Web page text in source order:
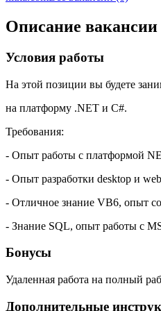
Описание вакансии
Условия работы
На этой позиции вы будете
на платформу .NET и C#.
Требования:
- Опыт работы с платформой
- Опыт разработки desktop и
- Отличное знание VB6, опыт
- Знание SQL, опыт работы с
Бонусы
Удаленная работа на полный
Дополнительные